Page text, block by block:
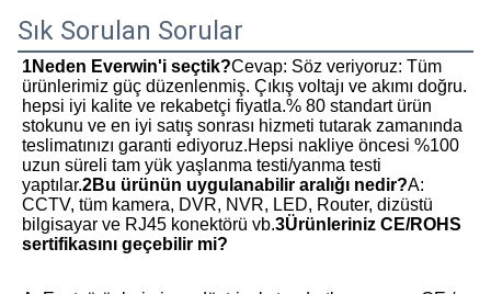
Sık Sorulan Sorular
1Neden Everwin'i seçtik?Cevap: Söz veriyoruz: Tüm
ürünlerimiz güç düzenlenmiş. Çıkış voltajı ve akımı doğru.
hepsi iyi kalite ve rekabetçi fiyatla.% 80 standart ürün
stokunu ve en iyi satış sonrası hizmeti tutarak zamanında
teslimatınızı garanti ediyoruz.Hepsi nakliye öncesi %100
uzun süreli tam yük yaşlanma testi/yanma testi
yaptılar.2Bu ürünün uygulanabilir aralığı nedir?A:
CCTV, tüm kamera, DVR, NVR, LED, Router, dizüstü
bilgisayar ve RJ45 konektörü vb.3Ürünleriniz CE/ROHS
sertifikasını geçebilir mi?